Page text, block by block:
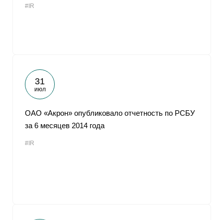
#IR
31
июл
ОАО «Акрон» опубликовало отчетность по РСБУ
за 6 месяцев 2014 года
#IR